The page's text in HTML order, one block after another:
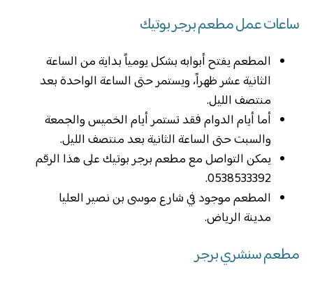
ساعات عمل مطعم برجر بوتيك
المطعم يفتح أبوابه بشكل يومياً بداية من الساعة
الثانية عشر ظهراً، ويستمر حتى الساعة الواحدة بعد
منتصف الليل.
أما أيام الدوام فقد تستمر أيام الخميس والجمعة
والسبت حتى الساعة الثانية بعد منتصف الليل.
يمكن التواصل مع مطعم برجر بوتيك على هذا الرقم
0538533392.
المطعم موجود في شارع موسى بن نصير العليا
مدينة الرياض.
مطعم سنشري برجر